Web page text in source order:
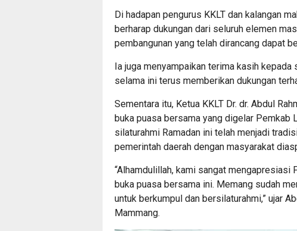
Di hadapan pengurus KKLT dan kalangan
berharap dukungan dari seluruh elemen
pembangunan yang telah dirancang dapat
Ia juga menyampaikan terima kasih
selama ini terus memberikan dukungan
Sementara itu, Ketua KKLT Dr. dr. Abdul
buka puasa bersama yang digelar Pemkab
silaturahmi Ramadan ini telah menjadi
pemerintah daerah dengan masyarakat
“Alhamdulillah, kami sangat
buka puasa bersama ini. Memang sudah
untuk berkumpul dan bersilaturahmi,” ujar
Mammang.